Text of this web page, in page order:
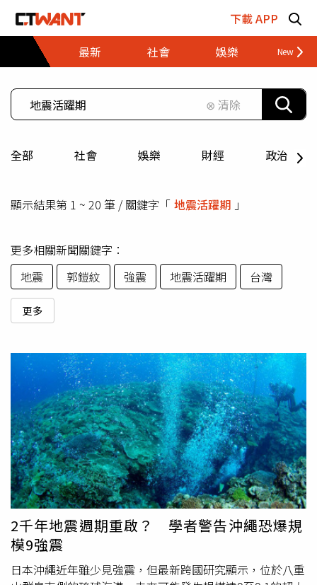
下載 APP
最新
社會 娛樂 財經
⊗ 清除
全部 社會 娛樂 財經 政治
顯示結果第 1 ~ 20 筆 / 關鍵字「 地震活躍期 」
更多相關新聞關鍵字：
地震
郭鎧紋 強震 地震活躍期 台灣
更多
2千年地震週期重啟？ 學者警告沖繩恐爆規
模9強震
日本沖繩近年雖少見強震，但最新跨國研究顯示，位於八重